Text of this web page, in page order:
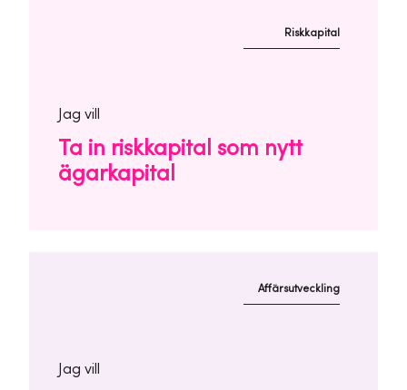
Riskkapital
Jag vill
Ta in riskkapital som nytt
ägarkapital
Affärsutveckling
Jag vill